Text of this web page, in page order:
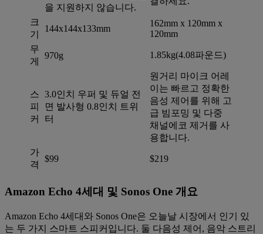
을 지원하지 않습니다.
크
기
144x144x133mm
162mm x 120mm x
120mm
무
게
970g 1.85kg(4.08파운드)
스
피
커
3.0인치 우퍼 및 듀얼 전
면 발사형 0.8인치 트위
터
원거리 마이크 어레
이는 빠르고 정확한
음성 제어를 위해 고
급 빔포밍 및 다중
채널에코 제거를 사
용합니다.
가
격
$99 $219
Amazon Echo 4세대 및 Sonos One 개요
Amazon Echo 4세대와 Sonos One은 오늘날 시장에서 인기 있
는 두 가지 스마트 스피커입니다. 둘 다음성 제어, 음악 스트리